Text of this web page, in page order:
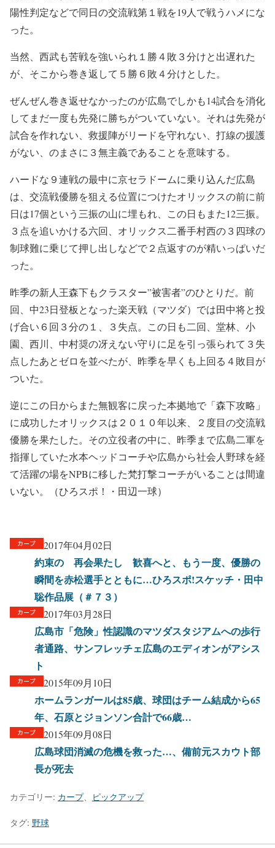
陽性判定などで同日の交流戦第１戦を19人で戦うハメにな
った。
当然、西武も苦戦を強いられ１勝４敗３分けと出遅れた
が、そこから巻き返して５勝６敗４分けとした。
ぜんぜん巻き返せなかったのが広島でしかも14試合を消化
してまだ一度も先発に勝ちがついていない。それは先発が
試合を作れない、救援陣がリードを守れない、打線の援護
がない、のまさに３無主義であることを意味する。
ハードな９連戦の最中に京セラドームに乗り込んだ広島
は、交流戦優勝を狙える位置につけたオリックスの前に前
日は17個という三振の山に埋もれ、この日もまた12三振。
３点を追いかける六回、オリックス二番手村西の３四球の
制球難に乗じて押し出しなどで２点返すのが精いっぱいだ
った。
昨季の新人王森下もクラスター”被害者”のひとりだ。前
回、中23日登板となった楽天戦（マツダ）では田中将と投
げ合い６回３分の１、３失点。この日も二回、堂林、小
園、西川、中村奨の冴えない守りに足を引っ張られて３失
点したあとゼロを並べたが、昨季を早くも上回る４敗目が
ついた。
逆にこの日からまた無観客に戻った本拠地で「森下攻略」
に成功したオリックスは２０１０年以来、２度目の交流戦
優勝を果たした。その立役者の中に、昨季まで広島二軍を
指揮していた水本ヘッドコーチや広島から社会人野球を経
て活躍の場をNPBに移した梵打撃コーチがいることは間違
いない。（ひろスポ！・田辺一球）
2017年04月02日
約束の 再会果たし 歓喜へと、もう一度、優勝の
瞬間を赤松選手とともに…ひろスポ!スケッチ・田中
聡作品展（＃７３）
2017年03月28日
広島市「危険」性認識のマツダスタジアムへの歩行
者通路、サンフレッチェ広島のエディオンがアシス
ト
2015年09月10日
ホームランガールは85歳、球団はチーム結成から65
年、石原とジョンソン合計で66歳…
2015年09月08日
広島球団消滅の危機を救った…、備前元スカウト部
長が死去
カテゴリー: カープ、 ピックアップ
タグ: 野球